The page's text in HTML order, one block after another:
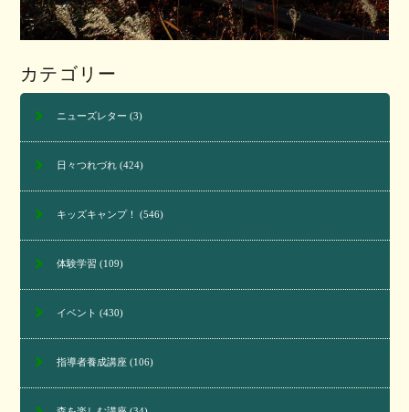
カテゴリー
ニューズレター (3)
日々つれづれ(424)
キッズキャンプ！ (546)
体験学習 (109)
イベント (430)
指導者養成講座(106)